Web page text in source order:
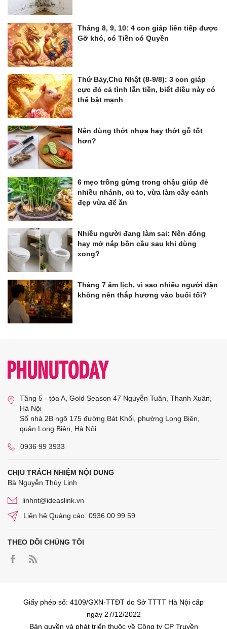
Tháng 8, 9, 10: 4 con giáp liên tiếp được
Gỡ khó, có Tiền có Quyền
Thứ Bảy,Chủ Nhật (8-9/8): 3 con giáp
cực đỏ cả tình lẫn tiền, biết điều này có
thể bật mạnh
Nên dùng thớt nhựa hay thớt gỗ tốt
hơn?
6 mẹo trồng gừng trong chậu giúp đẻ
nhiều nhánh, củ to, vừa làm cây cảnh
đẹp vừa để ăn
Nhiều người đang làm sai: Nên đóng
hay mở nắp bồn cầu sau khi dùng
xong?
Tháng 7 âm lịch, vì sao nhiều người dặn
không nên thắp hương vào buổi tối?
Tầng 5 - tòa A, Gold Season 47 Nguyễn Tuân, Thanh Xuân,
Hà Nội
Số nhà 2B ngõ 175 đường Bát Khối, phường Long Biên,
quận Long Biên, Hà Nội
0936 99 3933
CHỊU TRÁCH NHIỆM NỘI DUNG
Bà Nguyễn Thùy Linh
linhnt@ideaslink.vn
Liên hệ Quảng cáo: 0936 00 99 59
THEO DÕI CHÚNG TÔI
Giấy phép số: 4109/GXN-TTĐT do Sở TTTT Hà Nội cấp
ngày 27/12/2022
Bản quyền và phát triển thuộc về Công ty CP Truyền